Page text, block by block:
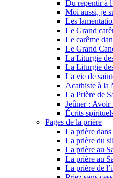
Du repentir à
Moi aussi, je
Les
Le Grand
Le carême
Le Grand
La Liturgie
La Liturgie
La vie de
Acathiste à la
La Prière de
Jeûner : Avoir
Écrits
Pages de la prière
La prière
La prière du
La prière au
La prière au
La prière de